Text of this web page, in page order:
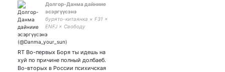
Долгор-Данма дайниие
эсэргүүсэнэ
бурято-китаянка × F31 ×
ENFJ × Свободу
бурятскому народу! ×
агентесса цру, гордая
националистка /ШУТ ×
she/they × Журналистка
RT Во-первых Боря ты идешь на
хуй по причине полный долбаеб.
Во-вторых в России психичская